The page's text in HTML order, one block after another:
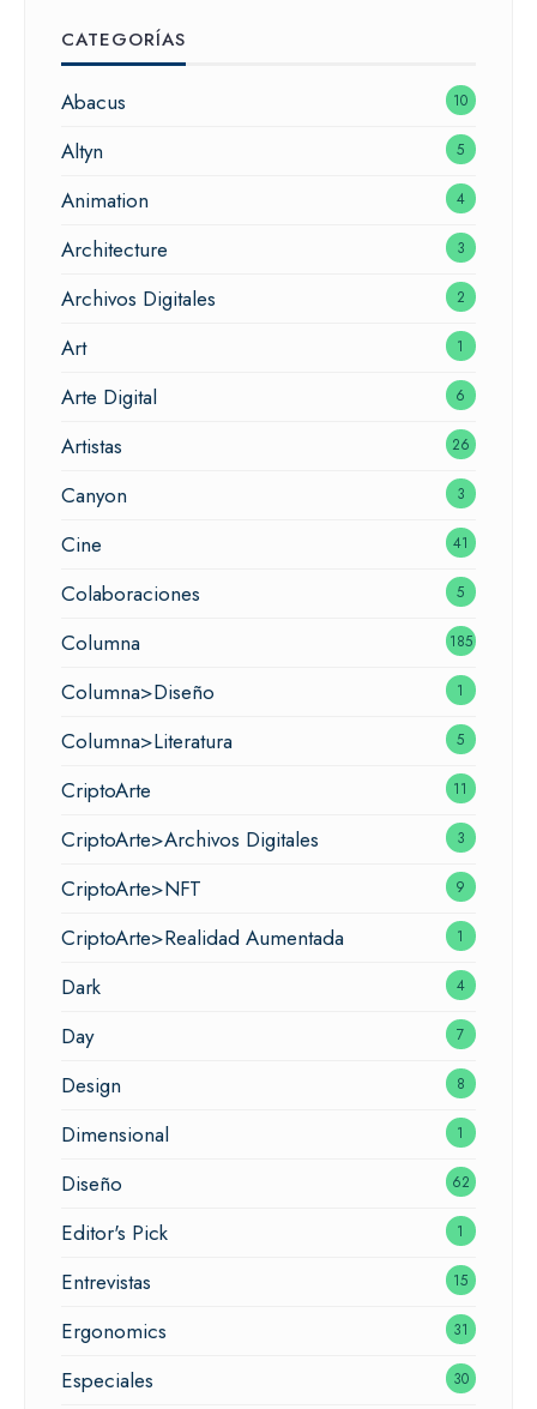
CATEGORÍAS
Abacus 10
Altyn 5
Animation 4
Architecture 3
Archivos Digitales 2
Art 1
Arte Digital 6
Artistas 26
Canyon 3
Cine 41
Colaboraciones 5
Columna 185
Columna>Diseño 1
Columna>Literatura 5
CriptoArte 11
CriptoArte>Archivos Digitales 3
CriptoArte>NFT 9
CriptoArte>Realidad Aumentada 1
Dark 4
Day 7
Design 8
Dimensional 1
Diseño 62
Editor's Pick 1
Entrevistas 15
Ergonomics 31
Especiales 30